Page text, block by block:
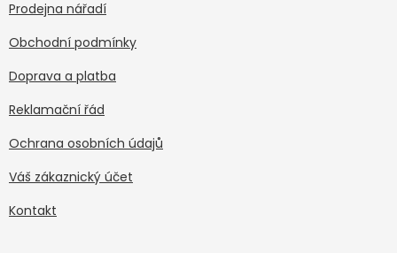
Prodejna nářadí
Obchodní podmínky
Doprava a platba
Reklamační řád
Ochrana osobních údajů
Váš zákaznický účet
Kontakt